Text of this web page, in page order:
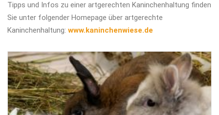
Tipps und Infos zu einer artgerechten Kaninchenhaltung finden
Sie unter folgender Homepage über artgerechte
Kaninchenhaltung: www.kaninchenwiese.de